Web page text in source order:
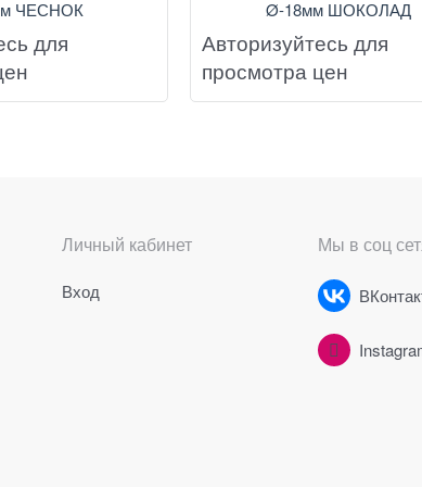
ЧЕСНОК
для
Ø-18мм ШОКОЛАД
Авторизуйтесь для
просмотра цен
Личный кабинет
Вход
Мы в соц